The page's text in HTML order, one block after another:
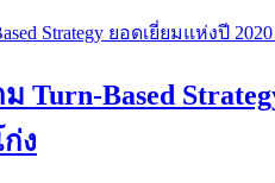
ม Turn-Based
ง